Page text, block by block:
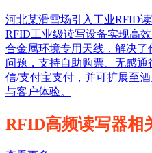
河北某滑雪场引入工业RFID
RFID工业级读写设备实现高
合金属环境专用天线，解决
问题，支持自助购票、无感
信/支付宝支付，并可扩展至
与客户体验。
RFID高频读写器相